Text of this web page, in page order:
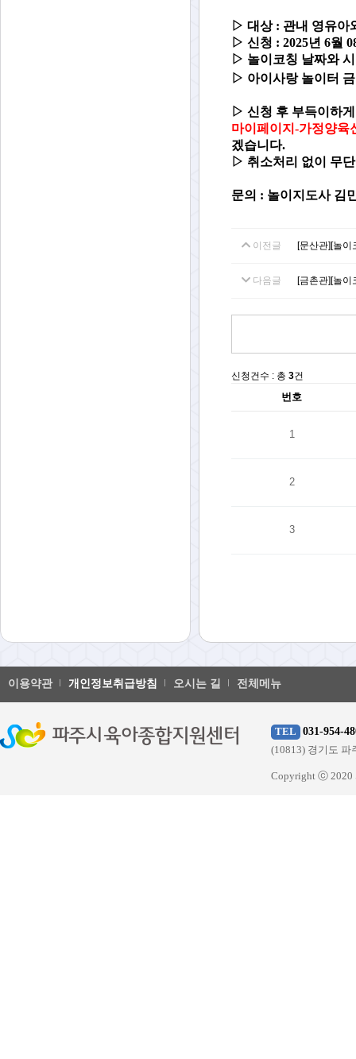
▷ 대상 : 관내 영유아
▷ 신청 : 2025년 6월
▷ 놀이코칭 날짜와
▷ 아이사랑 놀이터
▷ 신청 후 부득이하
마이페이지-가정양육
겠습니다.
▷ 취소처리 없이 무
문의 : 놀이지도사 김
이전글 [문산관][놀
다음글 [금촌관][놀
신청건수 : 총 3건
번호
1
2
3
이용약관 개인정보취급방침 오시는 길 전체메뉴
TEL 031-954-
(10813) 경기도 파
Copyright ⓒ 2020